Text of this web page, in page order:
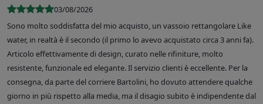
03/08/2026
Sono molto soddisfatta del mio acquisto, un vassoio rettangolare Like
water, in realtà è il secondo (il primo lo avevo acquistato circa 3 anni fa).
Articolo effettivamente di design, curato nelle rifiniture, molto
resistente, funzionale ed elegante. Il servizio clienti è eccellente. Per la
consegna, da parte del corriere Bartolini, ho dovuto attendere qualche
giorno in più rispetto alla media, ma il disagio subito è indipendente dal